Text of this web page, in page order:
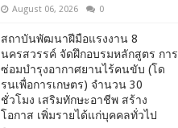
August 06, 2026 0
สถาบันพัฒนาฝีมือแรงงาน 8
นครสวรรค์ จัดฝึกอบรมหลักสูตร การ
ซ่อมบำรุงอากาศยานไร้คนขับ (โด
รนเพื่อการเกษตร) จำนวน 30
ชั่วโมง เสริมทักษะอาชีพ สร้าง
โอกาส เพิ่มรายได้แก่บุคคลทั่วไป